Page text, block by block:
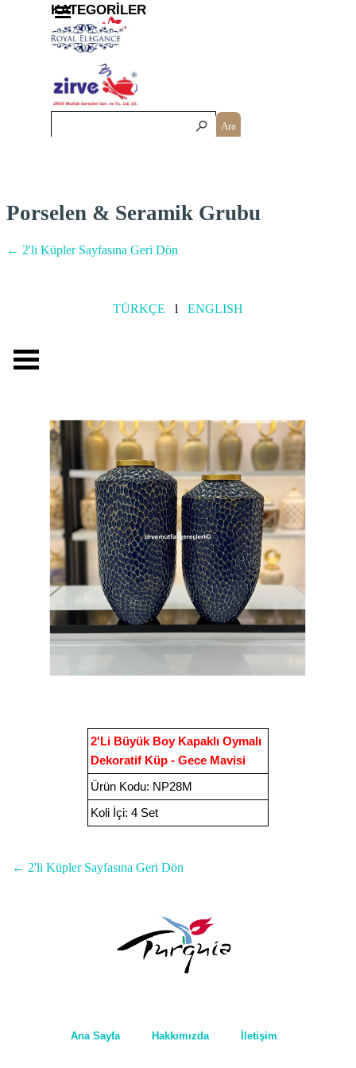
Menüyü atla
Ara
KATEGORİLER
Porselen & Seramik Grubu
← 2'li Küpler Sayfasına Geri Dön
TÜRKÇE l ENGLISH
2'Li Büyük Boy Kapaklı Oymalı
Dekoratif Küp - Gece Mavisi
Ürün Kodu: NP28M
Koli İçi: 4 Set
← 2'li Küpler Sayfasına Geri Dön
Ana Sayfa Hakkımızda İletişim